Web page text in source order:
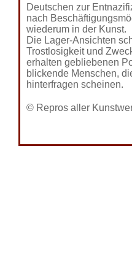
Deutschen zur
nach
wiederum in der Kunst.
Die Lager-Ansichten
Trostlosigkeit und
erhalten gebliebenen
blickende Menschen,
hinterfragen scheinen.
© Repros aller